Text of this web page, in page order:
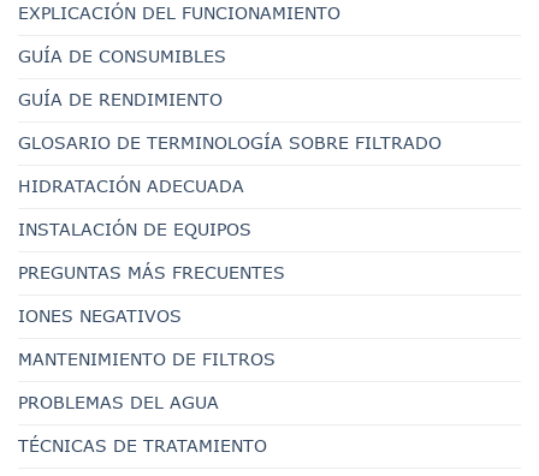
EXPLICACIÓN DEL FUNCIONAMIENTO
GUÍA DE CONSUMIBLES
GUÍA DE RENDIMIENTO
GLOSARIO DE TERMINOLOGÍA SOBRE FILTRADO
HIDRATACIÓN ADECUADA
INSTALACIÓN DE EQUIPOS
PREGUNTAS MÁS FRECUENTES
IONES NEGATIVOS
MANTENIMIENTO DE FILTROS
PROBLEMAS DEL AGUA
TÉCNICAS DE TRATAMIENTO